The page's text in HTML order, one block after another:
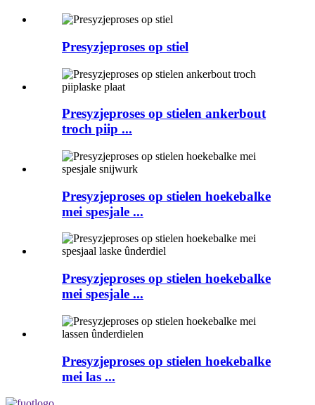
Presyzjeproses op stiel
Presyzjeproses op stielen ankerbout
troch piip ...
Presyzjeproses op stielen hoekebalke
mei spesjale ...
Presyzjeproses op stielen hoekebalke
mei spesjale ...
Presyzjeproses op stielen hoekebalke
mei las ...